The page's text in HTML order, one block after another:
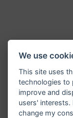
We use
This site uses
technologies to
improve and
users'
change my